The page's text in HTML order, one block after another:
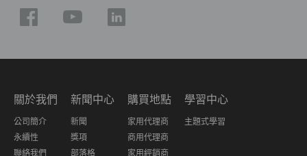
關於我們
公司簡介
永續性
聯絡我們
新聞中心
新聞
獎項
部落格
購買地點
家用代理商
商用代理商
家用經銷商
學習中心
主題式學習